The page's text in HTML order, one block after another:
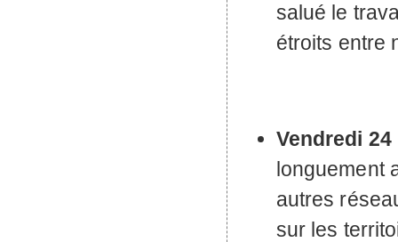
salué le
étroits entre
Vendredi
longuement
autres
sur les